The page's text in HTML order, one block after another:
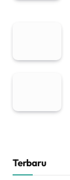
Terbaru